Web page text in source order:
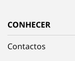
CONHECER
Contactos